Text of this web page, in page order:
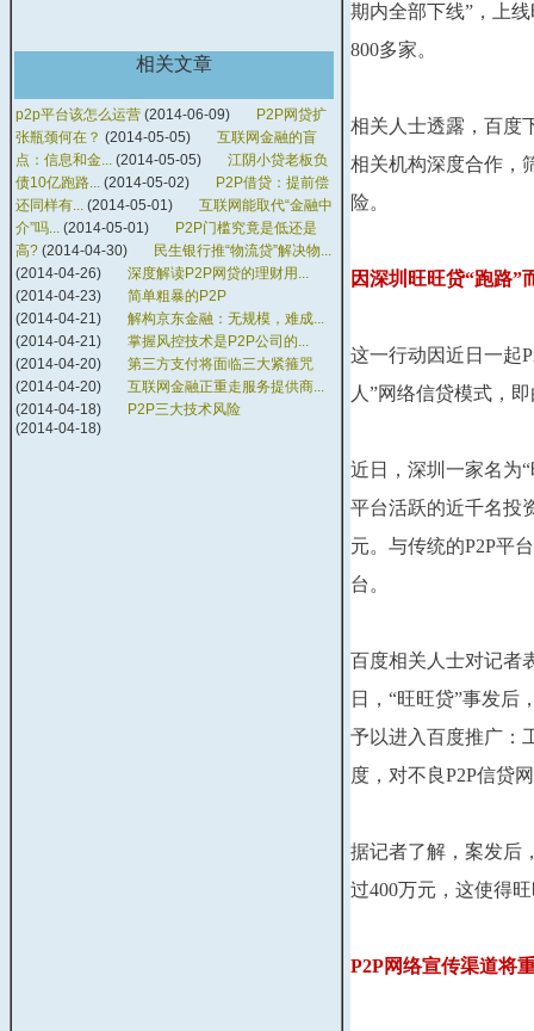
相关文章
p2p平台该怎么运营 (2014-06-09)
P2P网贷扩
张瓶颈何在？ (2014-05-05)
互联网金融的盲
点：信息和金... (2014-05-05)
江阴小贷老板负
债10亿跑路... (2014-05-02)
P2P借贷：提前偿
还同样有... (2014-05-01)
互联网能取代“金融中
介”吗... (2014-05-01)
P2P门槛究竟是低还是
高? (2014-04-30)
民生银行推“物流贷”解决物...
(2014-04-26)
深度解读P2P网贷的理财用...
(2014-04-23)
简单粗暴的P2P
(2014-04-21)
解构京东金融：无规模，难成...
(2014-04-21)
掌握风控技术是P2P公司的...
(2014-04-20)
第三方支付将面临三大紧箍咒
(2014-04-20)
互联网金融正重走服务提供商...
(2014-04-18)
P2P三大技术风险
(2014-04-18)
期内全部下线”，上
800多家。
相关人士透露，百度
相关机构深度合作，
险。
因深圳旺旺贷“跑路”
这一行动因近日一起
人”网络信贷模式，
近日，深圳一家名为
平台活跃的近千名投
元。与传统的P2P平
台。
百度相关人士对记者
日，“旺旺贷”事发后
予以进入百度推广：
度，对不良P2P信贷
据记者了解，案发后
过400万元，这使得
P2P网络宣传渠道将